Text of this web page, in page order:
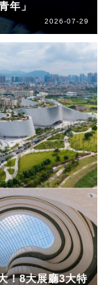
年」
2026-07-29
！8大展廳3大特